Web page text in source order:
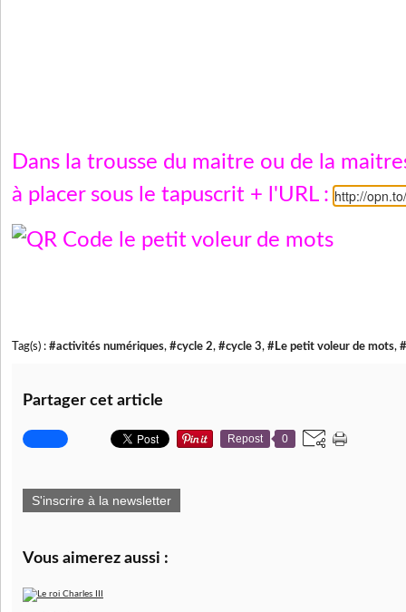
Dans la trousse du maitre ou de la
à placer sous le tapuscrit + l'URL :http://
Tag(s) : #activités numériques, #cycle 2, #cycle 3, #Le petit voleur de mots,
Partager cet article
Repost 0
S'inscrire à la newsletter
Vous aimerez aussi :